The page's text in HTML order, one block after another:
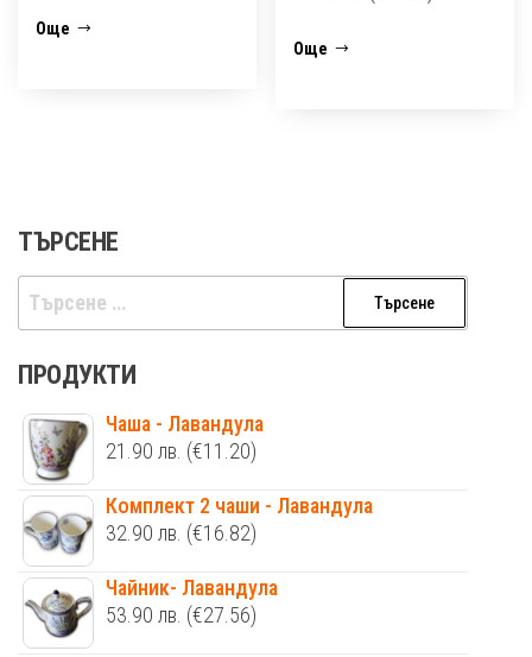
Още
Още
ТЪРСЕНЕ
Търсене
за:
ПРОДУКТИ
Чаша - Лавандула
21.90 лв. (€11.20)
Комплект 2 чаши - Лавандула
32.90 лв. (€16.82)
Чайник- Лавандула
53.90 лв. (€27.56)